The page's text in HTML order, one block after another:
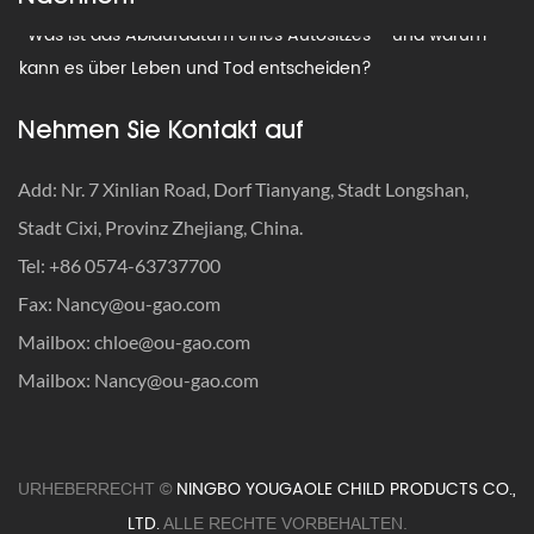
· Was ist das Ablaufdatum eines Autositzes – und warum
kann es über Leben und Tod entscheiden?
· Wann sollten Autositzgurte angepasst werden?
bei dem Sicherheit an erster Stelle steht
· So werden Sie alte Autositze los: Recyceln, spenden oder
· Was ist die Gewichtsbeschränkung für einen Kindersitz?
· What Is the Smallest Car Seat for an Infant — and Is
Nehmen Sie Kontakt auf
Add: Nr. 7 Xinlian Road, Dorf Tianyang, Stadt Longshan,
Stadt Cixi, Provinz Zhejiang, China.
Tel: +86 0574-63737700
Fax: Nancy@ou-gao.com
Mailbox: chloe@ou-gao.com
Mailbox: Nancy@ou-gao.com
URHEBERRECHT © NINGBO YOUGAOLE CHILD PRODUCTS CO.,
LTD. ALLE RECHTE VORBEHALTEN.